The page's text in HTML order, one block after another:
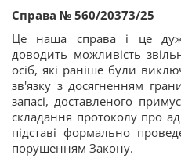
Справа № 560/20373/25
Це наша справа і це
доводить можливість
осіб, які раніше були
зв'язку з досягненням
запасі, доставленого
складання протоколу про
підставі формально
порушенням Закону.